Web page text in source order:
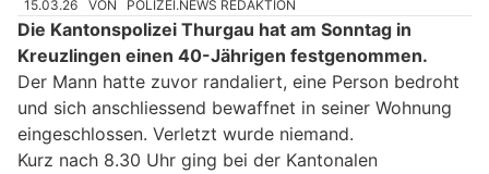
15.03.26 VON POLIZEI.NEWS REDAKTION
Die Kantonspolizei Thurgau hat am Sonntag in
Kreuzlingen einen 40-Jährigen festgenommen.
Der Mann hatte zuvor randaliert, eine Person bedroht
und sich anschliessend bewaffnet in seiner Wohnung
eingeschlossen. Verletzt wurde niemand.
Kurz nach 8.30 Uhr ging bei der Kantonalen